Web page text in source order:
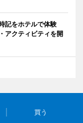
記をホテルで体験
アクティビティを開
買う